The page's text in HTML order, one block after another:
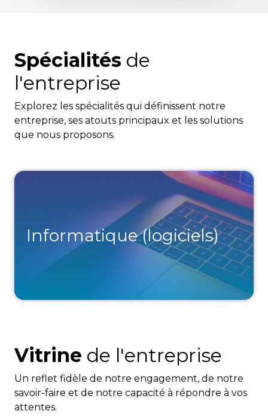
Spécialités de
l'entreprise
Explorez les spécialités qui définissent notre
entreprise, ses atouts principaux et les solutions
que nous proposons.
Informatique (logiciels)
Vitrine de l'entreprise
Un reflet fidèle de notre engagement, de notre
savoir-faire et de notre capacité à répondre à vos
attentes.